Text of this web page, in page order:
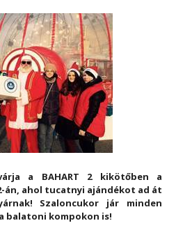
a BAHART 2 kikötőben a
án, ahol tucatnyi ajándékot ad át
Szaloncukor jár minden
balatoni kompokon is!